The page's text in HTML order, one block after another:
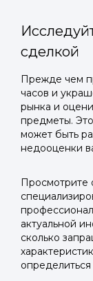
сделкой
Прежде чем
часов и
рынка и
предметы.
может быть
недооценки
Просмотрите
актуальной
сколько